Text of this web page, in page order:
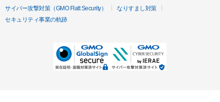
サイバー攻撃対策（GMO Flatt Security）
なりすまし対策
セキュリティ事業の軌跡